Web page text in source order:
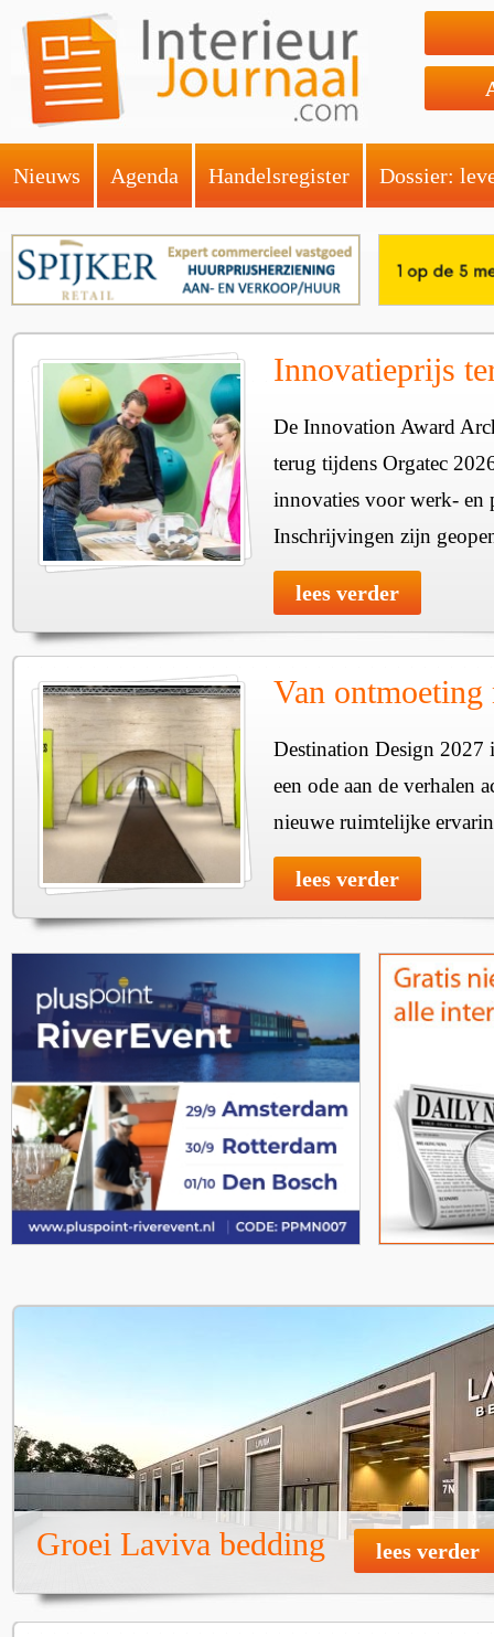
Nieuws Agenda Handelsregister Dossier:
Innovatieprijs
De Innovation Award
terug tijdens Orgatec
innovaties voor werk- en
Inschrijvingen zijn
lees verder
Van
Destination Design 2027
een ode aan de verhalen
nieuwe ruimtelijke
lees verder
Groei Laviva bedding lees verder